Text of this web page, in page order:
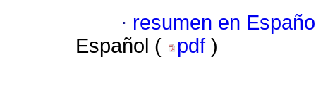
· resumen en
Español (
pdf )